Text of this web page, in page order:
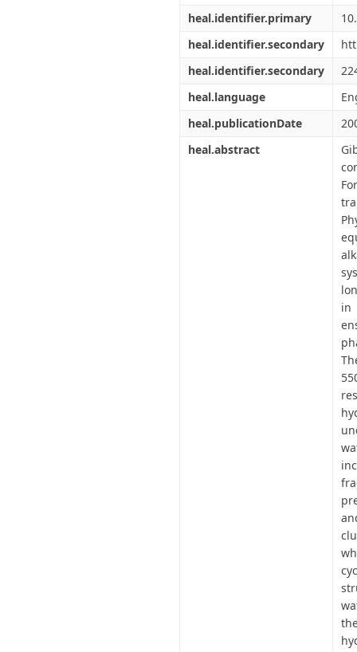
heal.identifier.primary
heal.identifier.secondary
heal.identifier.secondary
heal.language
heal.publicationDate
heal.abstract
in